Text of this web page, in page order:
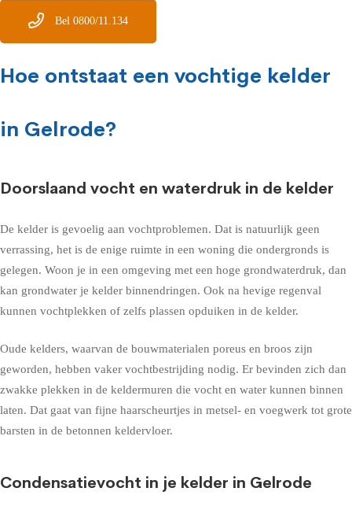
Bel 0800/11.134
Hoe ontstaat een vochtige kelder
in Gelrode?
Doorslaand vocht en waterdruk in de kelder
De kelder is gevoelig aan vochtproblemen. Dat is natuurlijk geen
verrassing, het is de enige ruimte in een woning die ondergronds is
gelegen. Woon je in een omgeving met een hoge grondwaterdruk, dan
kan grondwater je kelder binnendringen. Ook na hevige regenval
kunnen vochtplekken of zelfs plassen opduiken in de kelder.
Oude kelders, waarvan de bouwmaterialen poreus en broos zijn
geworden, hebben vaker vochtbestrijding nodig. Er bevinden zich dan
zwakke plekken in de keldermuren die vocht en water kunnen binnen
laten. Dat gaat van fijne haarscheurtjes in metsel- en voegwerk tot grote
barsten in de betonnen keldervloer.
Condensatievocht in je kelder in Gelrode